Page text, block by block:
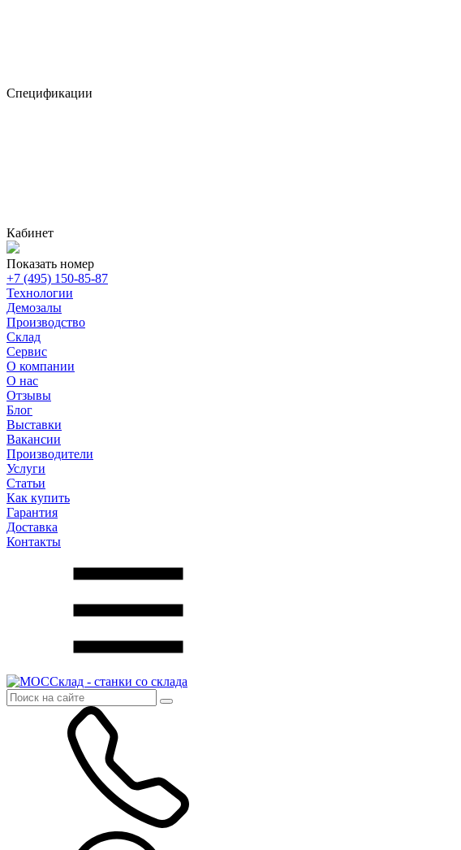
Спецификации
Кабинет
Показать номер
+7 (495) 150-85-87
Технологии
Демозалы
Производство
Склад
Сервис
О компании
О нас
Отзывы
Блог
Выставки
Вакансии
Производители
Услуги
Статьи
Как купить
Гарантия
Доставка
Контакты